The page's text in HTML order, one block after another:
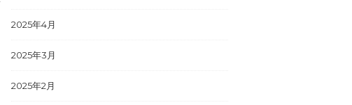
2025年4月
2025年3月
2025年2月